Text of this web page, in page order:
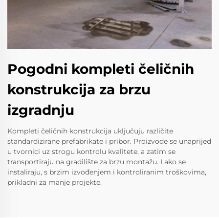
Pogodni kompleti čeličnih
konstrukcija za brzu
izgradnju
Kompleti čeličnih konstrukcija uključuju različite
standardizirane prefabrikate i pribor. Proizvode se unaprijed
u tvornici uz strogu kontrolu kvalitete, a zatim se
transportiraju na gradilište za brzu montažu. Lako se
instaliraju, s brzim izvođenjem i kontroliranim troškovima,
prikladni za manje projekte.